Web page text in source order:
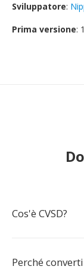
Sviluppatore:
Prima versione:
Cos'è CVSD?
Perché